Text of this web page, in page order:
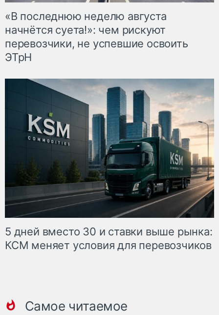
«В последнюю неделю августа
начнётся суета!»: чем рискуют
перевозчики, не успевшие освоить
ЭТрН
5 дней вместо 30 и ставки выше рынка:
КСМ меняет условия для перевозчиков
Самое читаемое